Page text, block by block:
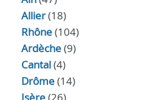
Allier(18)
Rhône(104)
Ardèche(9)
Cantal(4)
Drôme(14)